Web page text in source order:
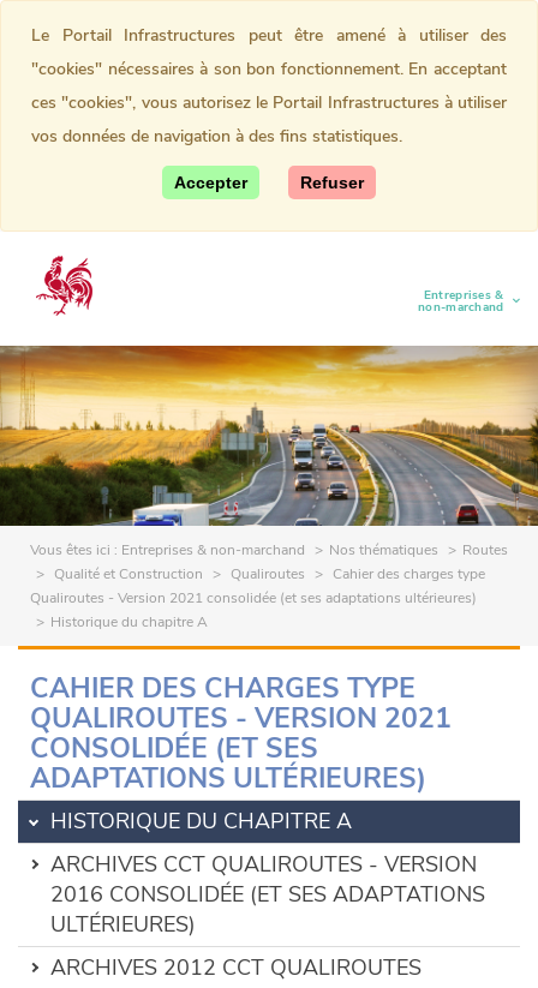
Entreprises &
non-marchand
(current)
Vous êtes ici : Entreprises & non-marchand Nos thématiques
Routes
Qualité et Construction
Qualiroutes
Cahier des charges type
Qualiroutes - Version 2021 consolidée (et ses adaptations ultérieures)
Historique du chapitre A
CAHIER DES CHARGES TYPE
QUALIROUTES - VERSION 2021
CONSOLIDÉE (ET SES
ADAPTATIONS ULTÉRIEURES)
HISTORIQUE DU CHAPITRE A
ARCHIVES CCT QUALIROUTES - VERSION
2016 CONSOLIDÉE (ET SES ADAPTATIONS
ULTÉRIEURES)
ARCHIVES 2012 CCT QUALIROUTES
Le Portail Infrastructures peut être amené à utiliser des
"cookies" nécessaires à son bon fonctionnement. En acceptant
ces "cookies", vous autorisez le Portail Infrastructures à utiliser
vos données de navigation à des fins statistiques.
Accepter Refuser